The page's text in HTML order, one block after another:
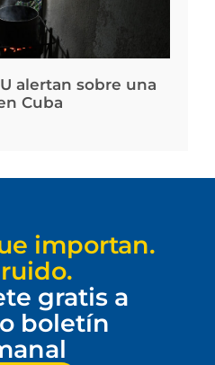
alertan sobre una
Cuba
importan.
gratis a
boletín